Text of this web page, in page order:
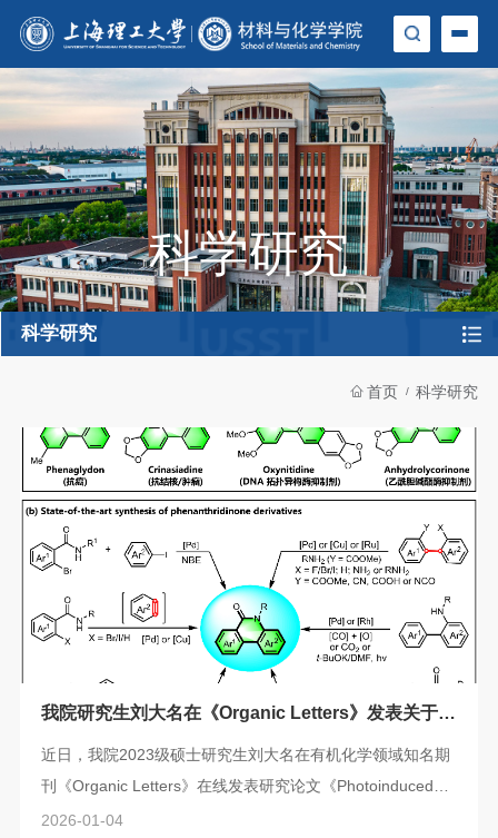
科学研究
科学研究
首页 科学研究
我院研究生刘大名在《Organic Letters》发表关于可
见光诱导催化合成菲啶酮的研究论文
近日，我院2023级硕士研究生刘大名在有机化学领域知名期
刊《Organic Letters》在线发表研究论文《Photoinduced
Palladium-Catalyzed Denitrogenative Cyclization of N-Aroyl
2026-01-04